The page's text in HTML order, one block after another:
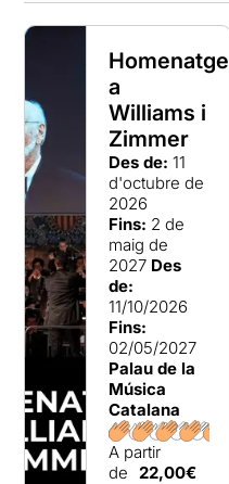
Homenatge
a
Williams i
Zimmer
Des de: 11
d'octubre de
2026
Fins: 2 de
maig de
2027 Des
de:
11/10/2026
Fins:
02/05/2027
Palau de la
Música
Catalana
A partir
de 22,00€